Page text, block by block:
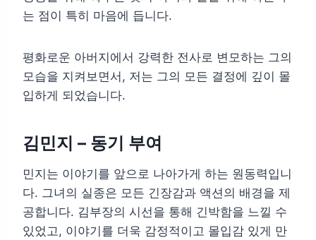
는 점이 특히 마음에 듭니다.
평화로운 아버지에서 강력한 전사로 변모하는 그의
모습을 지켜보면서, 저는 그의 모든 결정에 깊이 몰
입하게 되었습니다.
김민지 – 동기 부여
민지는 이야기를 앞으로 나아가게 하는 원동력입니
다. 그녀의 실종은 모든 긴장감과 액션의 배경을 제
공합니다. 김부장의 시선을 통해 긴박함을 느낄 수
있었고, 이야기를 더욱 감정적이고 몰입감 있게 만